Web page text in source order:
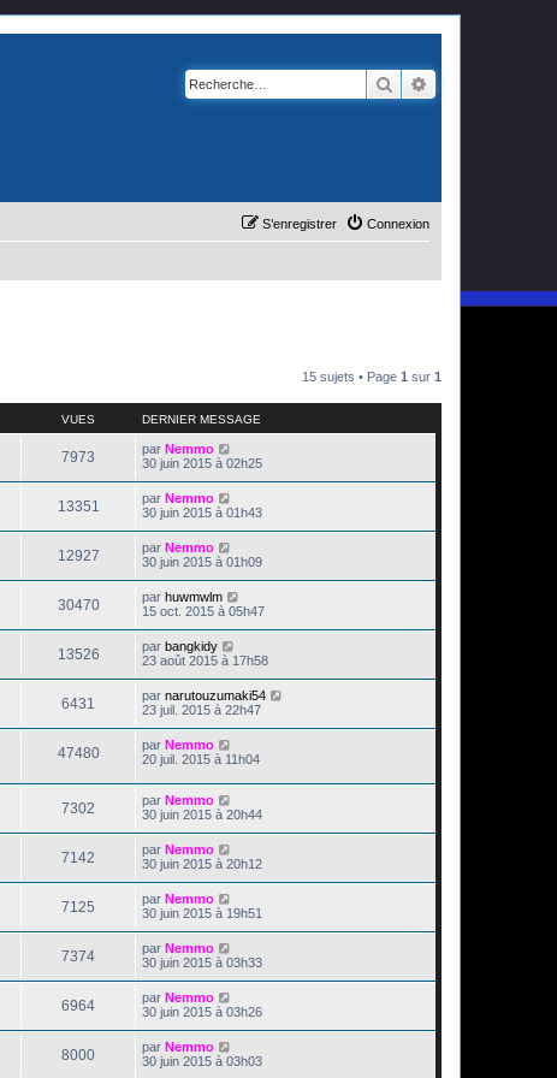
Rechercher
Connexion
S’enregistrer
15 sujets • Page 1 sur 1
VUES DERNIER MESSAGE
7973 par Nemmo
30 juin 2015 à 02h25
13351 par Nemmo
30 juin 2015 à 01h43
12927 par Nemmo
30 juin 2015 à 01h09
30470 par huwmwlm
15 oct. 2015 à 05h47
13526 par bangkidy
23 août 2015 à 17h58
6431 par narutouzumaki54
23 juil. 2015 à 22h47
47480 par Nemmo
20 juil. 2015 à 11h04
7302 par Nemmo
30 juin 2015 à 20h44
7142 par Nemmo
30 juin 2015 à 20h12
7125 par Nemmo
30 juin 2015 à 19h51
7374 par Nemmo
30 juin 2015 à 03h33
6964 par Nemmo
30 juin 2015 à 03h26
8000 par Nemmo
30 juin 2015 à 03h03